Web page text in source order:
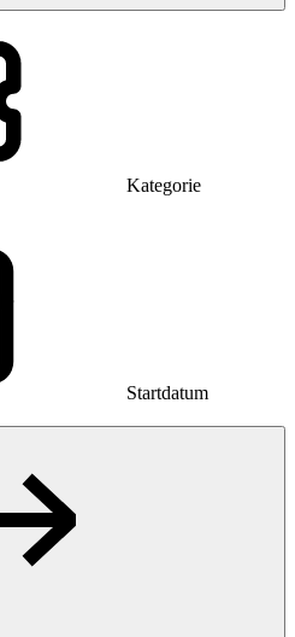
Kategorie
Startdatum